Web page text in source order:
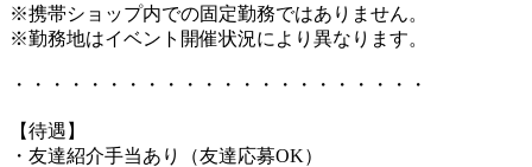
※携帯ショップ内での固定勤務ではありません。
※勤務地はイベント開催状況により異なります。
・・・・・・・・・・・・・・・・・・・・・・
【待遇】
・友達紹介手当あり（友達応募OK）